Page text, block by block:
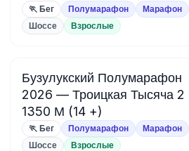
🏃 Бег Полумарафон Марафон
Шоссе Взрослые
Бузулукский Полумарафон
2026 — Троицкая Тысяча 2
1350 М (14 +)
🏃 Бег Полумарафон Марафон
Шоссе Взрослые